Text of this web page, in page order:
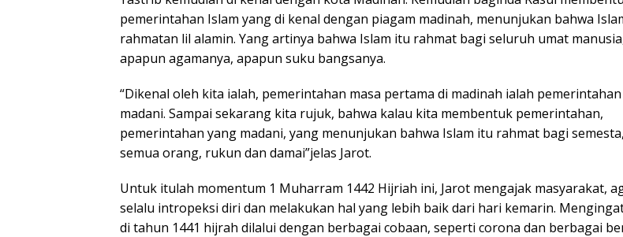
pemerintahan Islam yang di kenal dengan piagam madinah, menunjukan bahwa
rahmatan lil alamin. Yang artinya bahwa Islam itu rahmat bagi seluruh umat
apapun agamanya, apapun suku bangsanya.
“Dikenal oleh kita ialah, pemerintahan masa pertama di madinah ialah
madani. Sampai sekarang kita rujuk, bahwa kalau kita membentuk pemerintahan,
pemerintahan yang madani, yang menunjukan bahwa Islam itu rahmat bagi
semua orang, rukun dan damai”jelas Jarot.
Untuk itulah momentum 1 Muharram 1442 Hijriah ini, Jarot mengajak masyarakat,
selalu intropeksi diri dan melakukan hal yang lebih baik dari hari kemarin.
di tahun 1441 hijrah dilalui dengan berbagai cobaan, seperti corona dan berbagai